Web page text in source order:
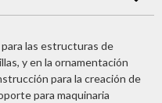
las estructuras de
y en la ornamentación
para la creación de
para maquinaria